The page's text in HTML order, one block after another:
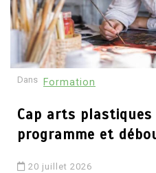
30 mai 2026
Dans Formation
Cap arts
programme et
20 juillet 2026